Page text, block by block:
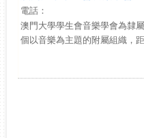
電話：
澳門大學學生會音樂學會為隸
個以音樂為主題的附屬組織，